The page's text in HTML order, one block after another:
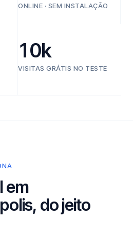
ONLINE · SEM INSTALAÇÃO
10k
VISITAS GRÁTIS NO TESTE
em
do jeito